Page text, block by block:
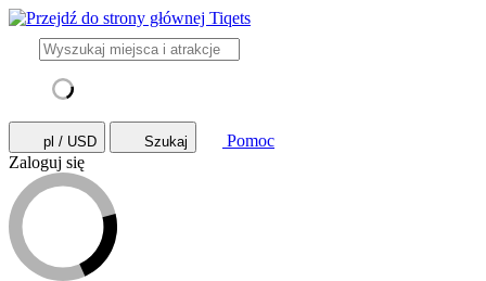
pl / USD Szukaj
Pomoc
Zaloguj się